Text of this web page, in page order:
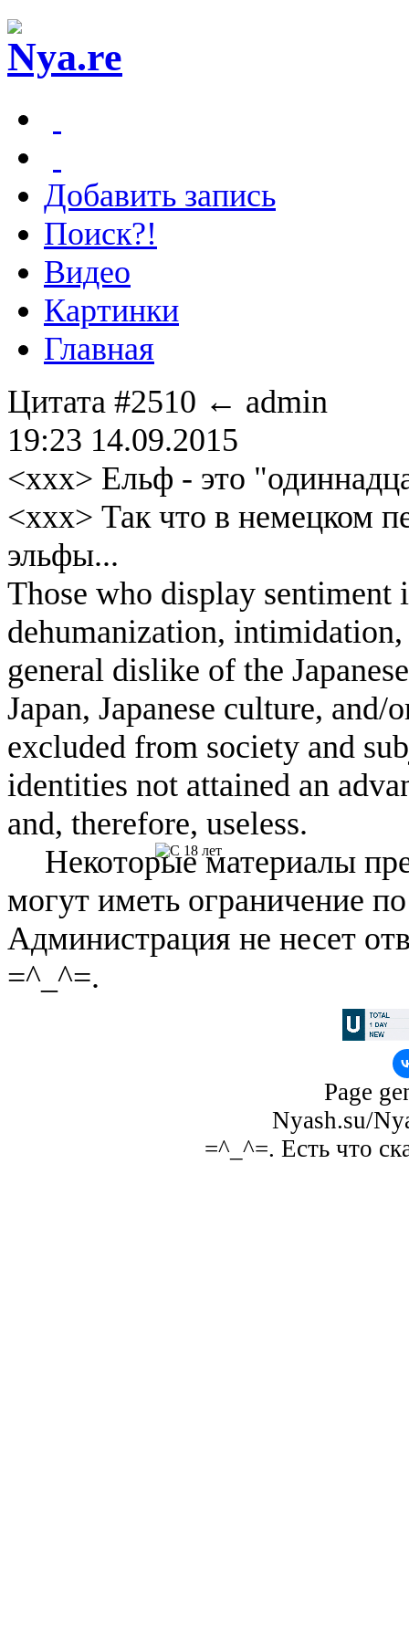
Добавить запись
Поиск?!
Видео
Картинки
Главная
Цитата #2510 ← admin
19:23 14.09.2015
<xxx> Ельф - это
<xxx> Так что в немецком
эльфы...
Those who display
dehumanization,
general dislike of the
Japan, Japanese culture, and/
excluded from society and
identities not attained an
and, therefore, useless.
Некоторые материалы
могут иметь ограничение
Администрация не несет
=^_^=.
Page
Nyash.su/
=^_^=. Есть что